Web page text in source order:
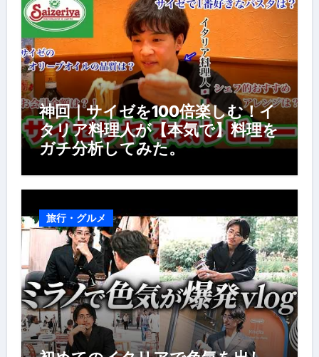
神回｜サイゼを100倍楽しむ！イ
タリア料理人が【本気で】料理を
ガチ分析してみた。
旅行・グルメ